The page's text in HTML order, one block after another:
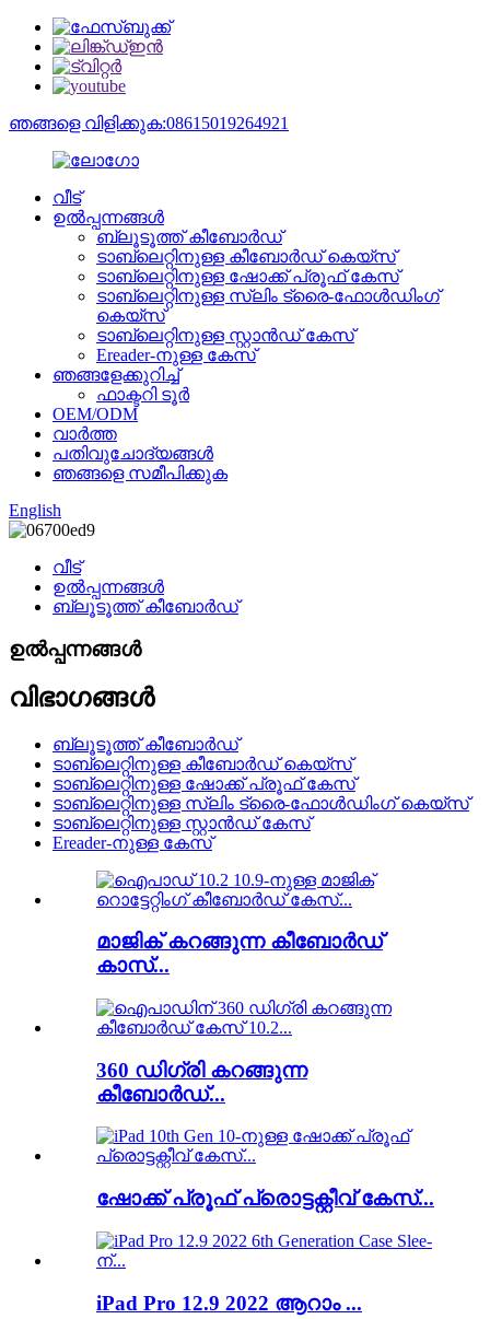
ഞങ്ങളെ വിളിക്കുക:08615019264921
വീട്
ഉൽപ്പന്നങ്ങൾ
ബ്ലൂടൂത്ത് കീബോർഡ്
ടാബ്‌ലെറ്റിനുള്ള കീബോർഡ് കെയ്‌സ്
ടാബ്‌ലെറ്റിനുള്ള ഷോക്ക് പ്രൂഫ് കേസ്
ടാബ്‌ലെറ്റിനുള്ള സ്ലിം ട്രൈ-ഫോൾഡിംഗ്
കെയ്‌സ്
ടാബ്‌ലെറ്റിനുള്ള സ്റ്റാൻഡ് കേസ്
Ereader-നുള്ള കേസ്
ഞങ്ങളേക്കുറിച്ച്
ഫാക്ടറി ടൂർ
OEM/ODM
വാർത്ത
പതിവുചോദ്യങ്ങൾ
ഞങ്ങളെ സമീപിക്കുക
English
വീട്
ഉൽപ്പന്നങ്ങൾ
ബ്ലൂടൂത്ത് കീബോർഡ്
ഉൽപ്പന്നങ്ങൾ
വിഭാഗങ്ങൾ
ബ്ലൂടൂത്ത് കീബോർഡ്
ടാബ്‌ലെറ്റിനുള്ള കീബോർഡ് കെയ്‌സ്
ടാബ്‌ലെറ്റിനുള്ള ഷോക്ക് പ്രൂഫ് കേസ്
ടാബ്‌ലെറ്റിനുള്ള സ്ലിം ട്രൈ-ഫോൾഡിംഗ് കെയ്‌സ്
ടാബ്‌ലെറ്റിനുള്ള സ്റ്റാൻഡ് കേസ്
Ereader-നുള്ള കേസ്
മാജിക് കറങ്ങുന്ന കീബോർഡ്
കാസ്...
360 ഡിഗ്രി കറങ്ങുന്ന
കീബോർഡ്...
ഷോക്ക് പ്രൂഫ് പ്രൊട്ടക്റ്റീവ് കേസ്...
iPad Pro 12.9 2022 ആറാം ...